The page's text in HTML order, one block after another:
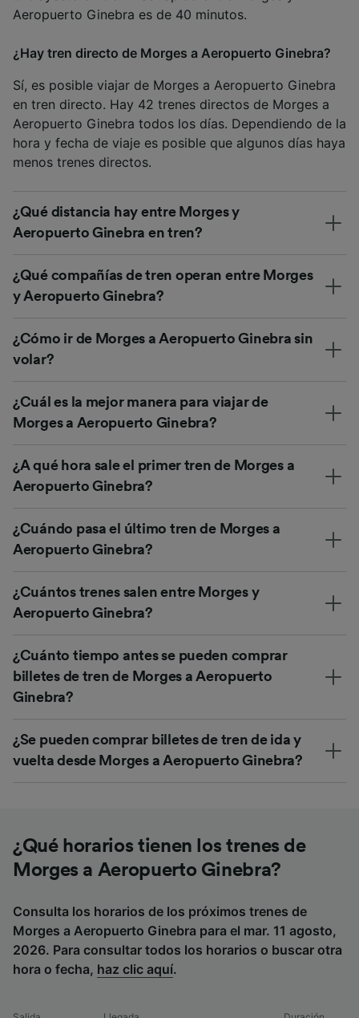
Aeropuerto Ginebra es de 40 minutos.
¿Hay tren directo de Morges a Aeropuerto Ginebra?
Sí, es posible viajar de Morges a Aeropuerto Ginebra
en tren directo. Hay 42 trenes directos de Morges a
Aeropuerto Ginebra todos los días. Dependiendo de la
hora y fecha de viaje es posible que algunos días haya
menos trenes directos.
¿Qué distancia hay entre Morges y
Aeropuerto Ginebra en tren?
¿Qué compañías de tren operan entre Morges
y Aeropuerto Ginebra?
¿Cómo ir de Morges a Aeropuerto Ginebra sin
volar?
¿Cuál es la mejor manera para viajar de
Morges a Aeropuerto Ginebra?
¿A qué hora sale el primer tren de Morges a
Aeropuerto Ginebra?
¿Cuándo pasa el último tren de Morges a
Aeropuerto Ginebra?
¿Cuántos trenes salen entre Morges y
Aeropuerto Ginebra?
¿Cuánto tiempo antes se pueden comprar
billetes de tren de Morges a Aeropuerto
Ginebra?
¿Se pueden comprar billetes de tren de ida y
vuelta desde Morges a Aeropuerto Ginebra?
¿Qué horarios tienen los trenes de
Morges a Aeropuerto Ginebra?
Consulta los horarios de los próximos trenes de
Morges a Aeropuerto Ginebra para el mar. 11 agosto,
2026. Para consultar todos los horarios o buscar otra
hora o fecha, haz clic aquí.